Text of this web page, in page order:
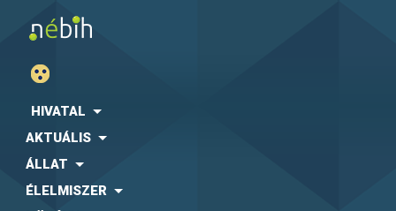
HIVATAL
AKTUÁLIS
ÁLLAT
ÉLELMISZER